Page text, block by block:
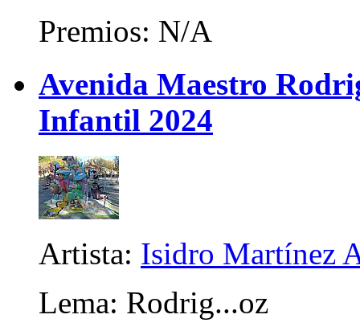
Premios: N/A
Avenida Maestro
Infantil 2024
Artista: Isidro Martínez
Lema: Rodrig...oz